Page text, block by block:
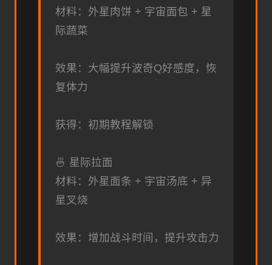
材料：外星肉饼 + 宇宙面包 + 星
际蔬菜
效果：大幅提升波奇Q好感度，恢
复体力
获得：初期教程解锁
🍜 星际拉面
材料：外星面条 + 宇宙汤底 + 异
星叉烧
效果：增加战斗时间，提升攻击力